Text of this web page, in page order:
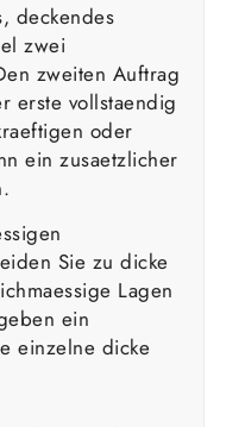
deckendes
zwei
zweiten Auftrag
erste vollstaendig
oder
ein zusaetzlicher
Sie zu dicke
Lagen
ein
einzelne dicke